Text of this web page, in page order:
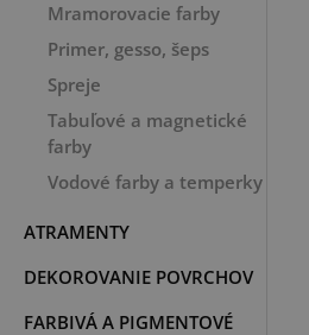
Mramorovacie farby
Primer, gesso, šeps
Spreje
Tabuľové a magnetické
farby
Vodové farby a temperky
ATRAMENTY
DEKOROVANIE POVRCHOV
FARBIVÁ A PIGMENTOVÉ